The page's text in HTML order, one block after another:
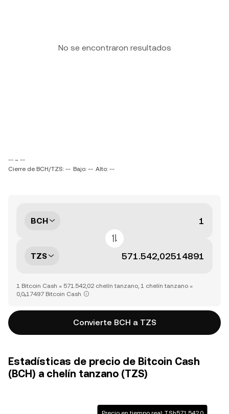
No se encontraron resultados
-- ~ --
Cierre de BCH/TZS: -- Bajo: -- Alto: --
BCH
TZS
1 Bitcoin Cash = 571.542,02 chelín tanzano, 1 chelín tanzano =
0,0₅17497 Bitcoin Cash
Convierte BCH a TZS
Estadísticas de precio de Bitcoin Cash
(BCH) a chelín tanzano (TZS)